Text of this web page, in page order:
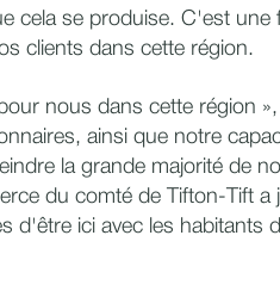
cela se produise. C'est
clients dans cette région.
nous dans cette région »,
ainsi que notre
la grande majorité de
du comté de Tifton-Tift a
d'être ici avec les habitants